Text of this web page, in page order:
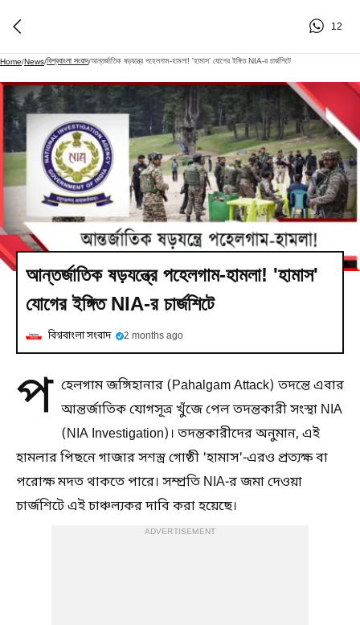
12
Home/News/বিশ্ববাংলা সংবাদ/আন্তর্জাতিক ষড়যন্ত্রে পহেলগাম-হামলা! 'হামাস' যোগের ইঙ্গিত NIA-র চার্জশিটে
আন্তর্জাতিক ষড়যন্ত্রে পহেলগাম-হামলা! 'হামাস'
যোগের ইঙ্গিত NIA-র চার্জশিটে
বিশ্ববাংলা সংবাদ 2 months ago
প হেলগাম জঙ্গিহানার (Pahalgam Attack) তদন্তে এবার
আন্তর্জাতিক যোগসূত্র খুঁজে পেল তদন্তকারী সংস্থা NIA
(NIA Investigation)। তদন্তকারীদের অনুমান, এই
হামলার পিছনে গাজার সশস্ত্র গোষ্ঠী 'হামাস'-এরও প্রত্যক্ষ বা
পরোক্ষ মদত থাকতে পারে। সম্প্রতি NIA-র জমা দেওয়া
চার্জশিটে এই চাঞ্চল্যকর দাবি করা হয়েছে।
ADVERTISEMENT